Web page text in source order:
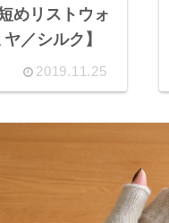
めリストウォ
／シルク】
2019.11.25